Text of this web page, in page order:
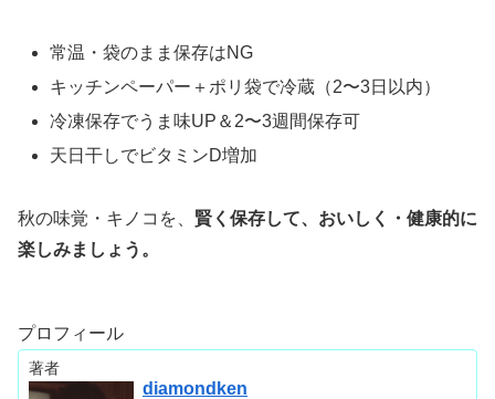
常温・袋のまま保存はNG
キッチンペーパー＋ポリ袋で冷蔵（2〜3日以内）
冷凍保存でうま味UP＆2〜3週間保存可
天日干しでビタミンD増加
秋の味覚・キノコを、 賢く保存して、おいしく・健康的に
楽しみましょう。
プロフィール
著者
diamondken